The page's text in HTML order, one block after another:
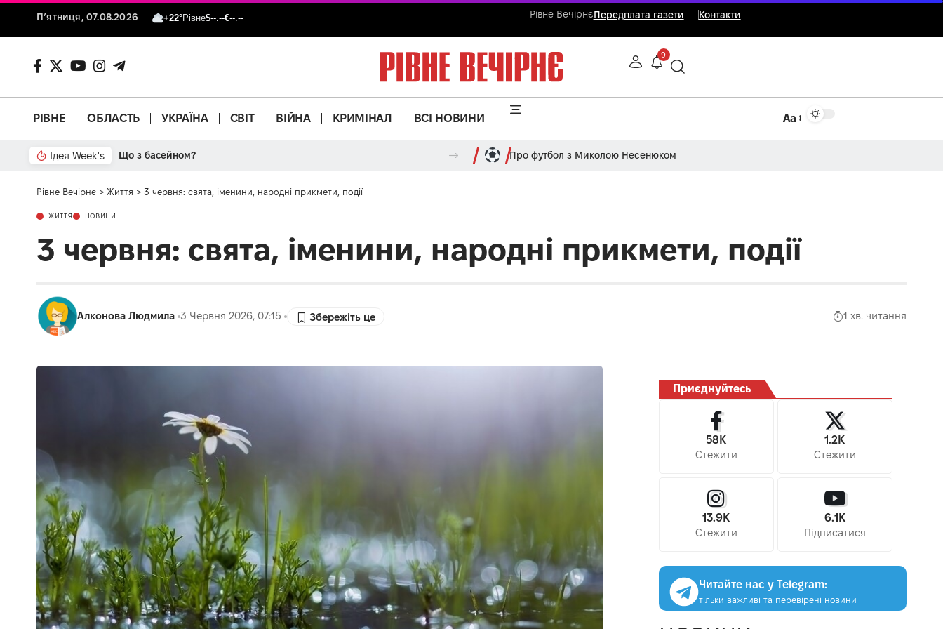
П’ятниця, 07.08.2026 +22°Рівне$--.--€--.-- Рівне ВечірнєПередплата газети Контакти
9
РІВНЕ ОБЛАСТЬ УКРАЇНА СВІТ ВІЙНА КРИМІНАЛ ВСІ НОВИНИ Аа
Ідея Week's Від паркану до картонки Про футбол з Миколою Несенюком
Рівне Вечірнє > Життя > 3 червня: свята, іменини, народні прикмети, події
ЖИТТЯ НОВИНИ
3 червня: свята, іменини, народні прикмети, події
Алконова Людмила 3 Червня 2026, 07:15 1 хв. читання
Приєднуйтесь
58K
Стежити
1.2K
Стежити
13.9K
Стежити
6.1K
Підписатися
Читайте нас у Telegram:
тільки важливі та перевірені новини